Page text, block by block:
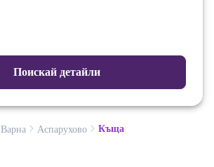
Поискай детайли
Варна Аспарухово Къща